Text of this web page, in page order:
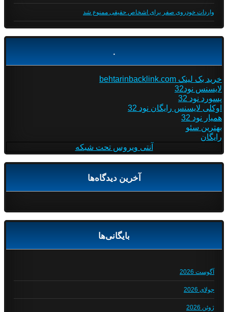
واردات خودروی صفر برای اشخاص حقیقی ممنوع شد
.
خرید بک لینک behtarinbacklink.com
لایسنس نود32
پسورد نود 32
اوکلی لایسنس رایگان نود 32
همیار نود 32
بهترین سئو
رایگان
آنتی ویروس تحت شبکه
آخرین دیدگاه‌ها
بایگانی‌ها
آگوست 2026
جولای 2026
ژوئن 2026